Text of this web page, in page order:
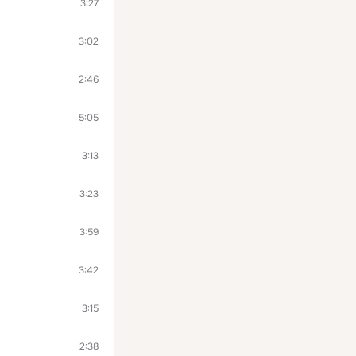
3:27
3:02
2:46
5:05
3:13
3:23
3:59
3:42
3:15
2:38